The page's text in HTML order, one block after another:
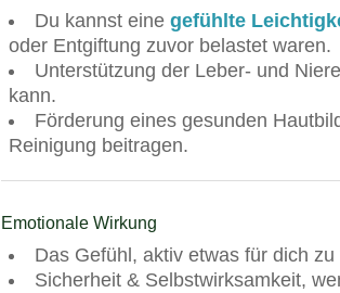
Du kannst einegefühlte
oder Entgiftung zuvor belastet waren.
Unterstützung der Leber- und
kann.
Förderung eines gesunden
Reinigung beitragen.
Emotionale Wirkung
Das Gefühl, aktiv etwas für dich
Sicherheit & Selbstwirksamkeit,